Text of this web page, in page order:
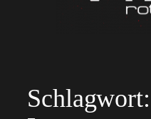
Schlagwort: